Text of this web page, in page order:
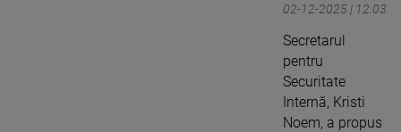
02-12-2025 | 12:03
Secretarul
pentru
Securitate
Internă, Kristi
Noem, a propus